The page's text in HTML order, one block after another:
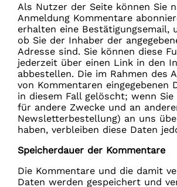
Als Nutzer der Seite können Sie
Anmeldung Kommentare
erhalten eine Bestätigungsemail,
ob Sie der Inhaber der
Adresse sind. Sie können diese
jederzeit über einen Link in den
abbestellen. Die im Rahmen des
von Kommentaren eingegebenen
in diesem Fall gelöscht; wenn Sie
für andere Zwecke und an
Newsletterbestellung) an uns
haben, verbleiben diese Daten
Speicherdauer der Kommentare
Die Kommentare und die damit
Daten werden gespeichert und